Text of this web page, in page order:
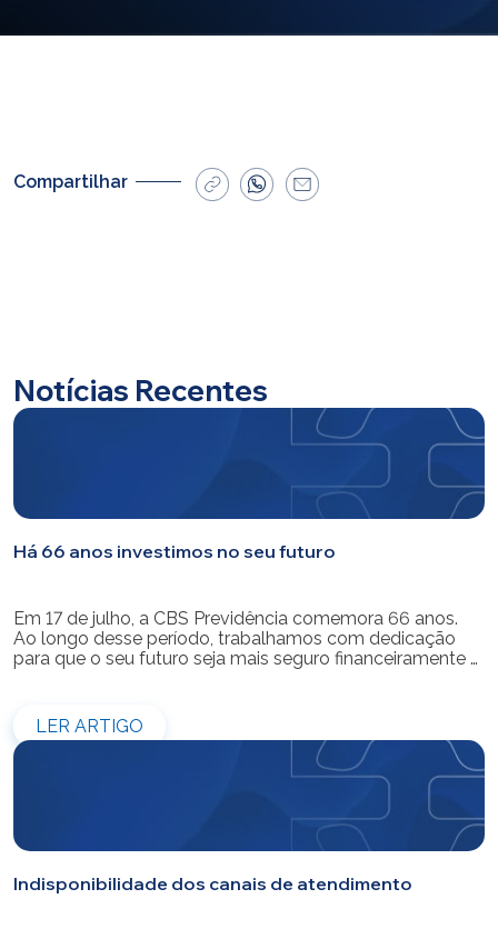
Compartilhar
Notícias Recentes
Há 66 anos investimos no seu futuro
Em 17 de julho, a CBS Previdência comemora 66 anos.
Ao longo desse período, trabalhamos com dedicação
para que o seu futuro seja mais seguro financeiramente e
eficiência e transparência os recursos dos nossos mais
de 39 mil participantes. Temos […]
LER ARTIGO
Indisponibilidade dos canais de atendimento